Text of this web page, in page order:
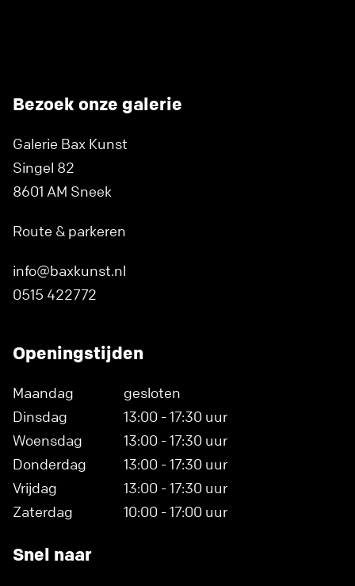
Bezoek onze galerie
Galerie Bax Kunst
Singel 82
8601 AM Sneek
Route & parkeren
info@baxkunst.nl
0515 422772
Openingstijden
Maandag
gesloten
Dinsdag
13:00 - 17:30 uur
Woensdag
13:00 - 17:30 uur
Donderdag
13:00 - 17:30 uur
Vrijdag
13:00 - 17:30 uur
Zaterdag
10:00 - 17:00 uur
Snel naar